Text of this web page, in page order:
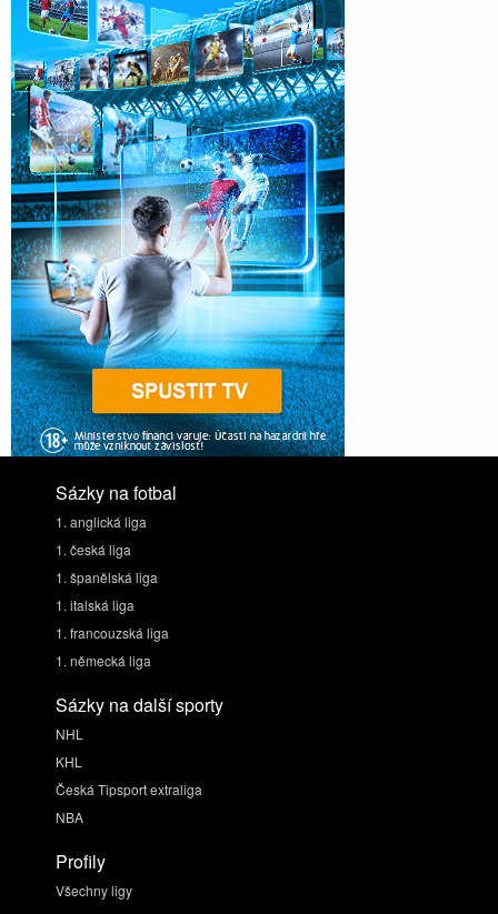
Sázky na fotbal
1. anglická liga
1. česká liga
1. španělská liga
1. italská liga
1. francouzská liga
1. německá liga
Sázky na další sporty
NHL
KHL
Česká Tipsport extraliga
NBA
Profily
Všechny ligy